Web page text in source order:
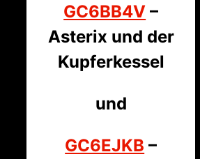
GC6BB4V –
Asterix und der
Kupferkessel
und
GC6EJKB –